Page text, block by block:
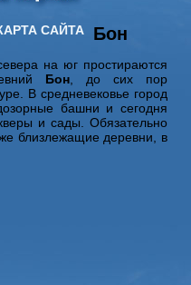
САЙТА Бон
на юг простираются
Бон , до сих пор
В средневековье город
башни и сегодня
и сады. Обязательно
близлежащие деревни, в